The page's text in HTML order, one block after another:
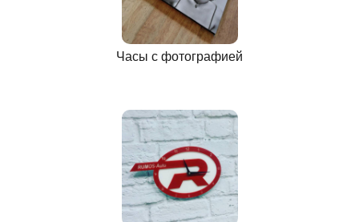
Часы с фотографией